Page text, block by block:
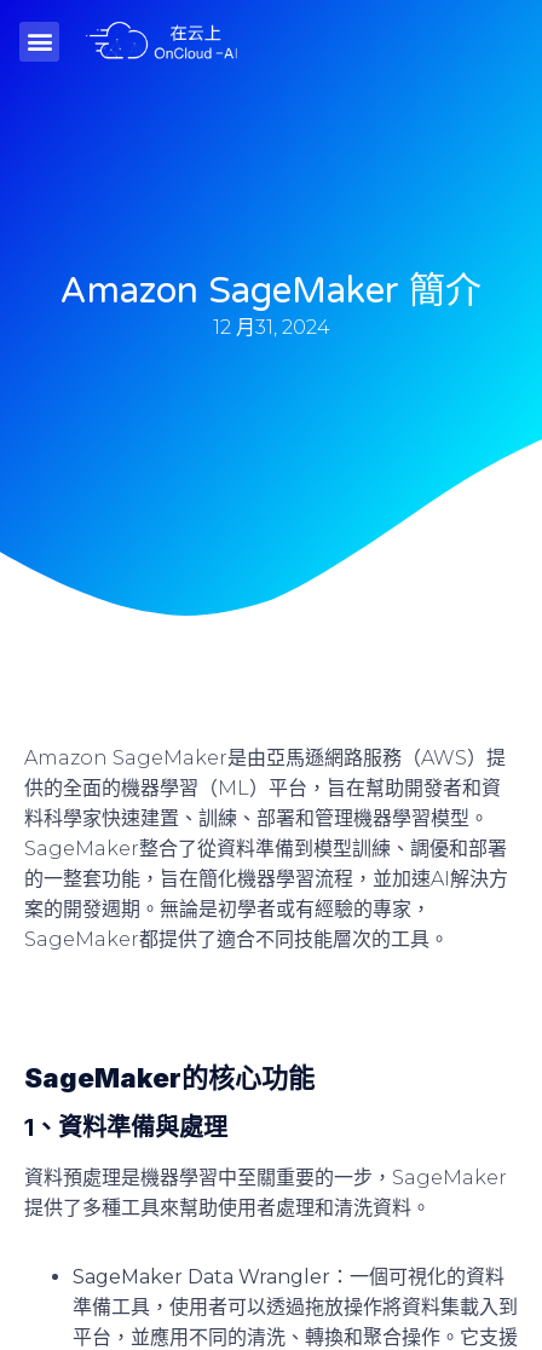
Amazon SageMaker 簡介
12 月31, 2024
Amazon SageMaker是由亞馬遜網路服務（AWS）提
供的全面的機器學習（ML）平台，旨在幫助開發者和資
料科學家快速建置、訓練、部署和管理機器學習模型。
SageMaker整合了從資料準備到模型訓練、調優和部署
的一整套功能，旨在簡化機器學習流程，並加速AI解決方
案的開發週期。無論是初學者或有經驗的專家，
SageMaker都提供了適合不同技能層次的工具。
SageMaker的核心功能
1、 資料準備與處理
資料預處理是機器學習中至關重要的一步，SageMaker
提供了多種工具來幫助使用者處理和清洗資料。
SageMaker Data Wrangler ：一個可視化的資料
準備工具，使用者可以透過拖放操作將資料集載入到
平台，並應用不同的清洗、轉換和聚合操作。它支援